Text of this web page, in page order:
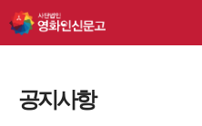
공지사항